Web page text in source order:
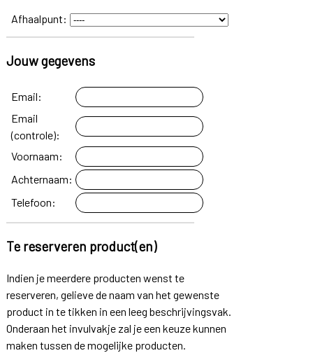
Afhaalpunt:
Jouw gegevens
Email:
Email
(controle):
Voornaam:
Achternaam:
Telefoon:
Te reserveren product(en)
Indien je meerdere producten wenst te
reserveren, gelieve de naam van het gewenste
product in te tikken in een leeg beschrijvingsvak.
Onderaan het invulvakje zal je een keuze kunnen
maken tussen de mogelijke producten.